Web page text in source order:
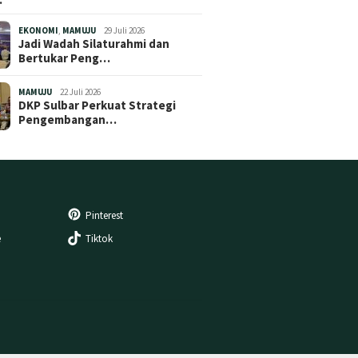
EKONOMI MAMUJU 29 Juli 2026
Jadi Wadah Silaturahmi dan
Bertukar Peng…
MAMUJU 22 Juli 2026
DKP Sulbar Perkuat Strategi
Pengembangan…
Pinterest
Tiktok